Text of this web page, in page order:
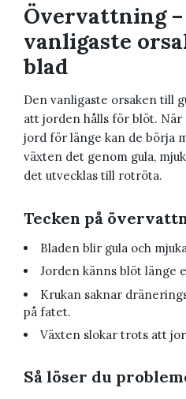
Övervattning –
vanligaste
blad
Den vanligaste orsaken till
att jorden hålls för blöt.
jord för länge kan de börja
växten det genom gula,
det utvecklas till rotröta.
Tecken på
Bladen blir gula och
Jorden känns blöt länge
Krukan saknar
på fatet.
Växten slokar trots att
Så löser du